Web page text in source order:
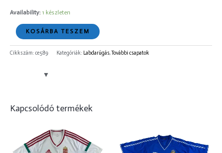
Availability: 1 készleten
KOSÁRBA TESZEM
Cikkszám: ce589 Kategóriák: Labdarúgás,További csapatok
Kapcsolódó termékek